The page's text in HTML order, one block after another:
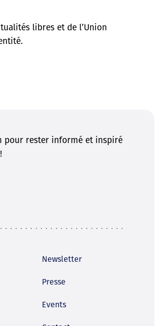
libres et de l’Union
pour rester informé et inspiré
Newsletter
Presse
Events